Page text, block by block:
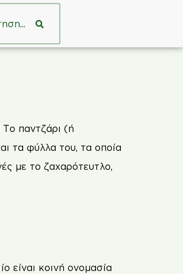
Το παντζάρι (ή
τα φύλλα του, τα οποία
με το ζαχαρότευτλο,
είναι κοινή ονομασία